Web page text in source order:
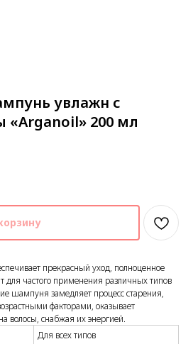
увлажн с
«Arganoil» 200 мл
прекрасный уход, полноценное
для частого применения различных типов
шампуня замедляет процесс старения,
факторами, оказывает
волосы, снабжая их энергией.
Для всех типов